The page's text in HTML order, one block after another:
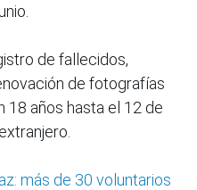
de fallecidos,
de fotografías
18 años hasta el 12 de
más de 30 voluntarios